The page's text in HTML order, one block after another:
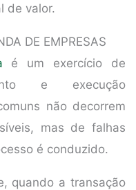
de valor.
DE EMPRESAS
é um exercício de
e execução
não decorrem
mas de falhas
é conduzido.
quando a transação